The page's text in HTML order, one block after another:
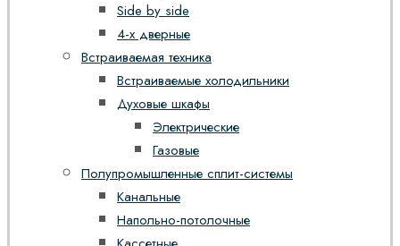
Side by side
4-х дверные
Встраиваемая техника
Встраиваемые холодильники
Духовые шкафы
Электрические
Газовые
Полупромышленные сплит-системы
Канальные
Напольно-потолочные